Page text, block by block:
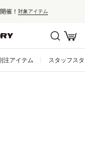
催！ 対象アイテム
注アイテム スタッフス